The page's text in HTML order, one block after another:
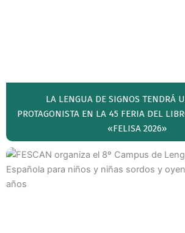
LA LENGUA DE SIGNOS TENDRÁ
PROTAGONISTA EN LA 45 FERIA DEL
«FELISA 2026»